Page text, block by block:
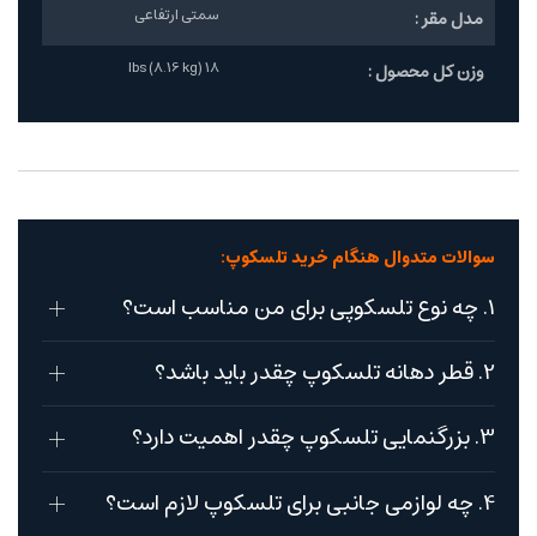
مدل مقر : سمتی ارتفاعی
وزن کل محصول : 18 lbs (8.16 kg)
سوالات متدوال هنگام خرید تلسکوپ:
1. چه نوع تلسکوپی برای من مناسب است؟
2. قطر دهانه تلسکوپ چقدر باید باشد؟
3. بزرگنمایی تلسکوپ چقدر اهمیت دارد؟
4. چه لوازمی جانبی برای تلسکوپ لازم است؟